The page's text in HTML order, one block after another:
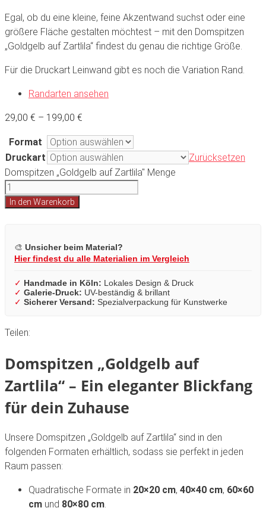
Egal, ob du eine kleine, feine Akzentwand suchst oder eine
größere Fläche gestalten möchtest – mit den Domspitzen
„Goldgelb auf Zartlila“ findest du genau die richtige Größe.
Für die Druckart Leinwand gibt es noch die Variation Rand.
Randarten ansehen
29,00 € – 199,00 €
Format
Druckart
Zurücksetzen
Domspitzen „Goldgelb auf Zartlila" Menge
In den Warenkorb
🎨 Unsicher beim Material?
Hier findest du alle Materialien im Vergleich
✓ Handmade in Köln: Lokales Design & Druck
✓ Galerie-Druck: UV-beständig & brillant
✓ Sicherer Versand: Spezialverpackung für Kunstwerke
Teilen:
Domspitzen „Goldgelb auf
Zartlila“ – Ein eleganter Blickfang
für dein Zuhause
Unsere Domspitzen „Goldgelb auf Zartlila“ sind in den
folgenden Formaten erhältlich, sodass sie perfekt in jeden
Raum passen:
Quadratische Formate in 20×20 cm, 40×40 cm, 60×60
cm und 80×80 cm.